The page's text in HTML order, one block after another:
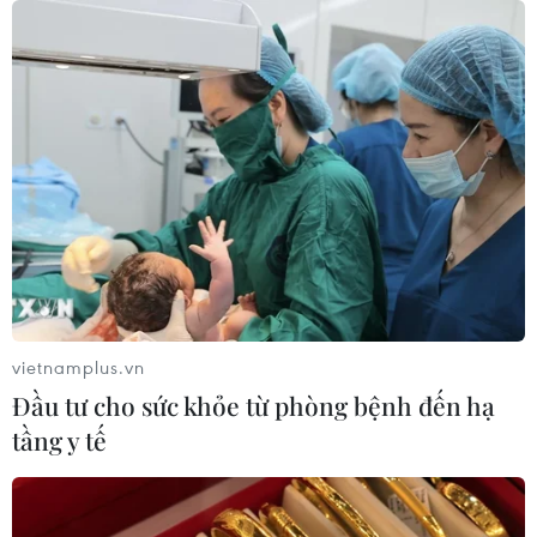
TIN CÙNG CHUYÊN MỤC
Nhật Bản: Sạt lở đất khiến gần 400
du khách mắc kẹt
09/08/2026 03:52
Khủng hoảng nắng nóng đẩy 34 tỉnh
của Pháp vào mức nguy cơ cháy
08/08/2026 23:59
Thời tiết ngày 9/8: Bắc Bộ và Trung
Bộ ngày nắng nóng, Nam Bộ có mưa
vietnamplus.vn
Đầu tư cho sức khỏe từ phòng bệnh đến hạ
tầng y tế